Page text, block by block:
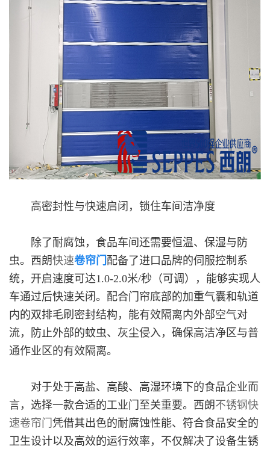
高密封性与快速启闭，锁住车间洁净度
除了耐腐蚀，食品车间还需要恒温、保湿与防
虫。西朗快速卷帘门 配备了进口品牌的伺服控制系
统，开启速度可达1.0-2.0米/秒（可调），能够实现人
车通过后快速关闭。配合门帘底部的加重气囊和轨道
内的双排毛刷密封结构，能有效隔离内外部空气对
流，防止外部的蚊虫、灰尘侵入，确保高洁净区与普
通作业区的有效隔离。
对于处于高盐、高酸、高湿环境下的食品企业而
言，选择一款合适的工业门至关重要。西朗不锈钢快
速卷帘门凭借其出色的耐腐蚀性能、符合食品安全的
卫生设计以及高效的运行效率，不仅解决了设备生锈